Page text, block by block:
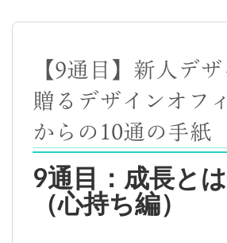
【9通目】新人デ
贈るデザインオフ
からの10通の手紙
9通目：成長と
（心持ち編）